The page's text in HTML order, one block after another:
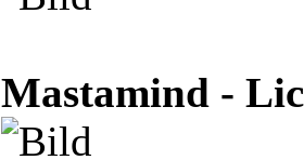
Mastamind -